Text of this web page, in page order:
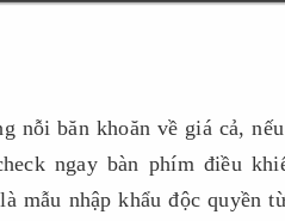
nỗi băn khoăn về giá cả,
ngay bàn phím điều
là mẫu nhập khẩu độc quyền